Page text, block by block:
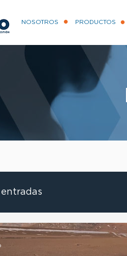
NOSOTROS PRODUCTOS
entradas